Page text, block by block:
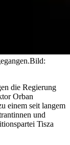
Bild:
die Regierung
Orban
einem seit langem
und
Tisza